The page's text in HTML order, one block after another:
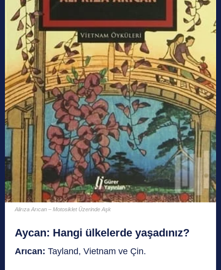
Alirıza Arıcan – Motosiklet Üzerinde Aşk
Aycan: Hangi ülkelerde yaşadınız?
Arıcan: Tayland, Vietnam ve Çin.